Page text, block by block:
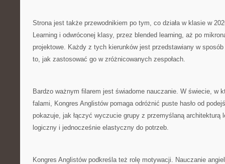
Strona jest także przewodnikiem po tym, co działa w klasie w
Learning i odwróconej klasy, przez blended learning, aż po
projektowe. Każdy z tych kierunków jest przedstawiany w
to, jak zastosować go w zróżnicowanych zespołach.
Bardzo ważnym filarem jest świadome nauczanie. W świecie, w
falami, Kongres Anglistów pomaga odróżnić puste hasło od
pokazuje, jak łączyć wyczucie grupy z przemyślaną architekturą
logiczny i jednocześnie elastyczny do potrzeb.
Kongres Anglistów podkreśla też rolę motywacji. Nauczanie